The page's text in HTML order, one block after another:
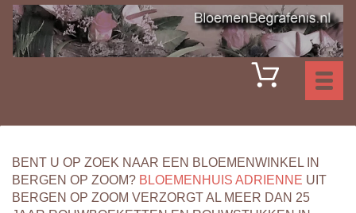
BENT U OP ZOEK NAAR EEN BLOEMENWINKEL IN
BERGEN OP ZOOM? BLOEMENHUIS ADRIENNE UIT
BERGEN OP ZOOM VERZORGT AL MEER DAN 25